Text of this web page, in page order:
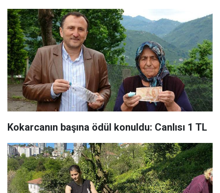
Kokarcanın başına ödül konuldu: Canlısı 1 TL